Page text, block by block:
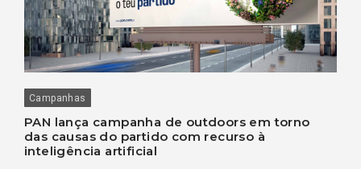
Campanhas
PAN lança campanha de outdoors em torno
das causas do partido com recurso à
inteligência artificial